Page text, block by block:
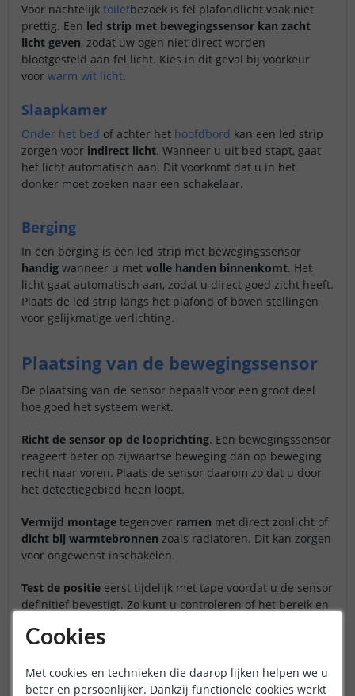
Voor nachtelijk toiletbezoek is fel plafondlicht vaak niet
prettig. Een led strip met bewegingssensor kan zacht
licht geven, zodat uw ogen niet direct worden
blootgesteld aan fel licht. Kies in dit geval bij voorkeur
voor warm wit licht.
Slaapkamer
Onder het bed of achter het hoofdbord kan een led strip
zorgen voor indirect licht. Wanneer u uit bed stapt, gaat
het licht automatisch aan. Dit voorkomt dat u in het
donker moet zoeken naar een schakelaar.
Berging
In een berging is een led strip met bewegingssensor
handig wanneer u met volle handen binnenkomt. Het
licht gaat automatisch aan, zodat u direct goed zicht heeft.
Plaats de led strip langs het plafond of boven stellingen
voor gelijkmatige verlichting.
Plaatsing van de bewegingssensor
De plaatsing van de sensor bepaalt voor een groot deel
hoe goed het systeem werkt.
Richt de sensor op de looprichting. Een bewegingssensor
reageert beter op zijwaartse beweging dan op beweging
recht naar voren. Plaats de sensor daarom zo dat u door
het detectiegebied heen loopt.
Vermijd montage tegenover ramen met direct zonlicht of
dicht bij warmtebronnen zoals radiatoren. Dit kan zorgen
voor ongewenst inschakelen.
Test de positie eerst tijdelijk met tape voordat u de sensor
definitief bevestigt. Zo kunt u controleren of het bereik en
18 reviews)
Cookies
Met cookies en technieken die daarop lijken helpen we u
beter en persoonlijker. Dankzij functionele cookies werkt